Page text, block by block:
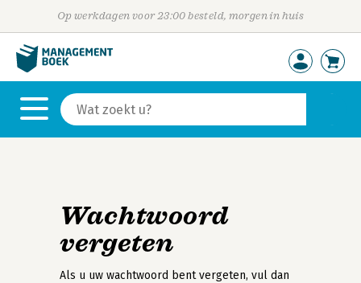
Op werkdagen voor 23:00 besteld, morgen in huis
Wachtwoord
vergeten
Als u uw wachtwoord bent vergeten, vul dan